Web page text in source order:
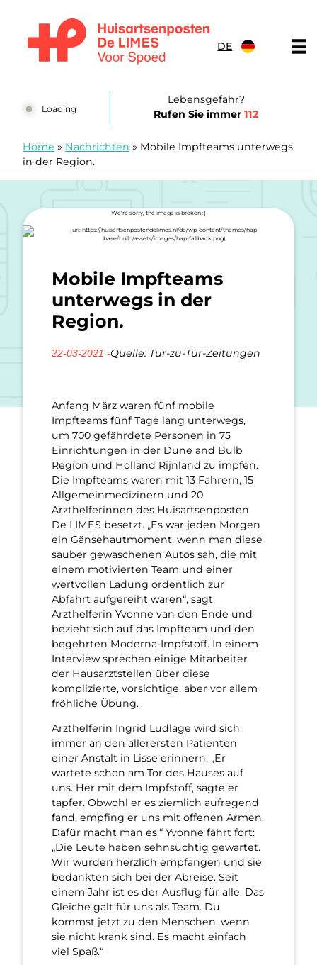
DE
Loading
Lebensgefahr?
Rufen Sie immer112
Home » Nachrichten » Mobile Impfteams unterwegs
in der Region.
Mobile Impfteams
unterwegs in der
Region.
22-03-2021 -Quelle: Tür-zu-Tür-Zeitungen
Anfang März waren fünf mobile
Impfteams fünf Tage lang unterwegs,
um 700 gefährdete Personen in 75
Einrichtungen in der Dune and Bulb
Region und Holland Rijnland zu impfen.
Die Impfteams waren mit 13 Fahrern, 15
Allgemeinmedizinern und 20
Arzthelferinnen des Huisartsenposten
De LIMES besetzt. „Es war jeden Morgen
ein Gänsehautmoment, wenn man diese
sauber gewaschenen Autos sah, die mit
einem motivierten Team und einer
wertvollen Ladung ordentlich zur
Abfahrt aufgereiht waren“, sagt
Arzthelferin Yvonne van den Ende und
bezieht sich auf das Impfteam und den
begehrten Moderna-Impfstoff. In einem
Interview sprechen einige Mitarbeiter
der Hausarztstellen über diese
komplizierte, vorsichtige, aber vor allem
fröhliche Übung.
Arzthelferin Ingrid Ludlage wird sich
immer an den allerersten Patienten
einer Anstalt in Lisse erinnern: „Er
wartete schon am Tor des Hauses auf
uns. Her mit dem Impfstoff, sagte er
tapfer. Obwohl er es ziemlich aufregend
fand, empfing er uns mit offenen Armen.
Dafür macht man es.“ Yvonne fährt fort:
„Die Leute haben sehnsüchtig gewartet.
Wir wurden herzlich empfangen und sie
bedankten sich bei der Abreise. Seit
einem Jahr ist es der Ausflug für alle. Das
Gleiche galt für uns als Team. Du
kommst jetzt zu den Menschen, wenn
sie nicht krank sind. Es macht einfach
viel Spaß.“